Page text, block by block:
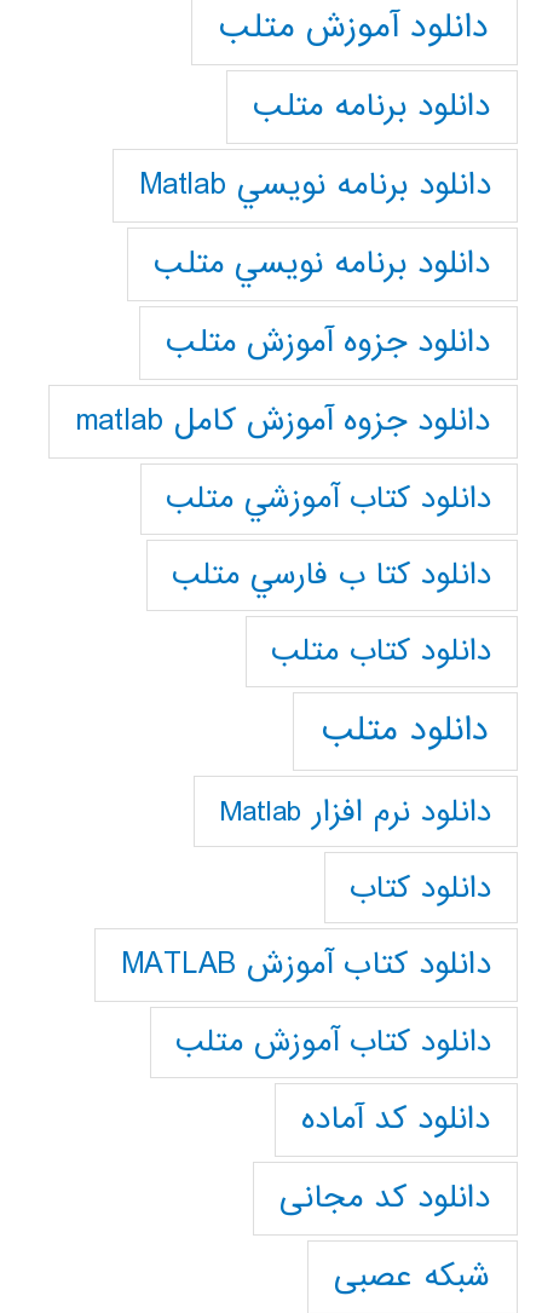
دانلود آموزش متلب
دانلود برنامه متلب
دانلود برنامه نويسي Matlab
دانلود برنامه نويسي متلب
دانلود جزوه آموزش متلب
دانلود جزوه آموزش کامل matlab
دانلود كتاب آموزشي متلب
دانلود كتا ب فارسي متلب
دانلود كتاب متلب
دانلود متلب
دانلود نرم افزار Matlab
دانلود کتاب
دانلود کتاب آموزش MATLAB
دانلود کتاب آموزش متلب
دانلود کد آماده
دانلود کد مجانی
شبکه عصبی